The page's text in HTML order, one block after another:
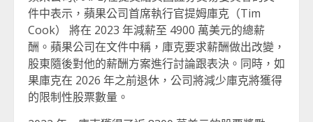
件中表示，蘋果公司首席執行官提姆庫克（Tim
Cook） 將在 2023 年減薪至 4900 萬美元的總薪
酬。蘋果公司在文件中稱，庫克要求薪酬做出改變，
股東隨後對他的薪酬方案進行討論跟表決。同時，如
果庫克在 2026 年之前退休，公司將減少庫克將獲得
的限制性股票數量。